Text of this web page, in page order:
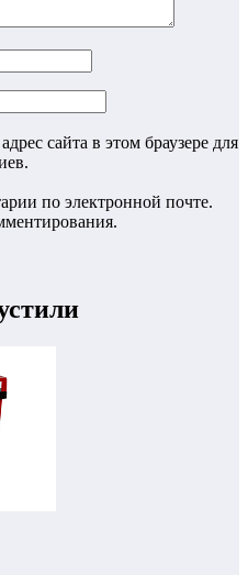
сайта в этом браузере для
по электронной почте.